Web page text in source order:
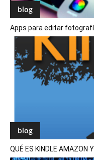
blog
Apps para editar
blog
QUÉ ES KINDLE AMAZON